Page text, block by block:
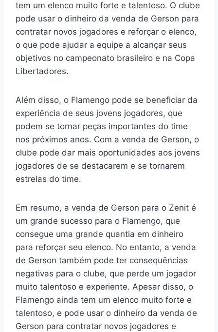
tem um elenco muito forte e talentoso. O clube
pode usar o dinheiro da venda de Gerson para
contratar novos jogadores e reforçar o elenco,
o que pode ajudar a equipe a alcançar seus
objetivos no campeonato brasileiro e na Copa
Libertadores.
Além disso, o Flamengo pode se beneficiar da
experiência de seus jovens jogadores, que
podem se tornar peças importantes do time
nos próximos anos. Com a venda de Gerson, o
clube pode dar mais oportunidades aos jovens
jogadores de se destacarem e se tornarem
estrelas do time.
Em resumo, a venda de Gerson para o Zenit é
um grande sucesso para o Flamengo, que
consegue uma grande quantia em dinheiro
para reforçar seu elenco. No entanto, a venda
de Gerson também pode ter consequências
negativas para o clube, que perde um jogador
muito talentoso e experiente. Apesar disso, o
Flamengo ainda tem um elenco muito forte e
talentoso, e pode usar o dinheiro da venda de
Gerson para contratar novos jogadores e